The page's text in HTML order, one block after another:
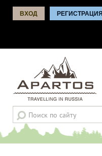
ВХОД РЕГИСТРАЦИЯ